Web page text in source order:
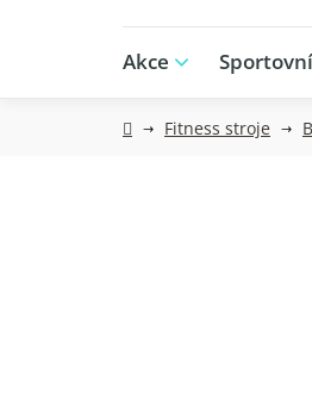
Akce
DomůFitness stroje